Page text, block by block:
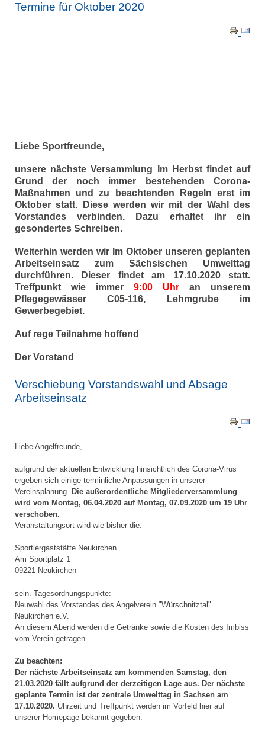
Termine für Oktober 2020
Liebe Sportfreunde,
unsere nächste Versammlung Im Herbst findet auf
Grund der noch immer bestehenden Corona-
Maßnahmen und zu beachtenden Regeln erst im
Oktober statt. Diese werden wir mit der Wahl des
Vorstandes verbinden. Dazu erhaltet ihr ein
gesondertes Schreiben.
Weiterhin werden wir Im Oktober unseren geplanten
Arbeitseinsatz zum Sächsischen Umwelttag
durchführen. Dieser findet am 17.10.2020 statt.
Treffpunkt wie immer 9:00 Uhr an unserem
Pflegegewässer C05-116, Lehmgrube im
Gewerbegebiet.
Auf rege Teilnahme hoffend
Der Vorstand
Verschiebung Vorstandswahl und Absage
Arbeitseinsatz
Liebe Angelfreunde,
aufgrund der aktuellen Entwicklung hinsichtlich des Corona-Virus
ergeben sich einige terminliche Anpassungen in unserer
Vereinsplanung. Die außerordentliche Mitgliederversammlung
wird vom Montag, 06.04.2020 auf Montag, 07.09.2020 um 19 Uhr
verschoben.
Veranstaltungsort wird wie bisher die:
Sportlergaststätte Neukirchen
Am Sportplatz 1
09221 Neukirchen
sein. Tagesordnungspunkte:
Neuwahl des Vorstandes des Angelverein "Würschnitztal"
Neukirchen e.V.
An diesem Abend werden die Getränke sowie die Kosten des Imbiss
vom Verein getragen.
Zu beachten:
Der nächste Arbeitseinsatz am kommenden Samstag, den
21.03.2020 fällt aufgrund der derzeitigen Lage aus. Der nächste
geplante Termin ist der zentrale Umwelttag in Sachsen am
17.10.2020. Uhrzeit und Treffpunkt werden im Vorfeld hier auf
unserer Homepage bekannt gegeben.